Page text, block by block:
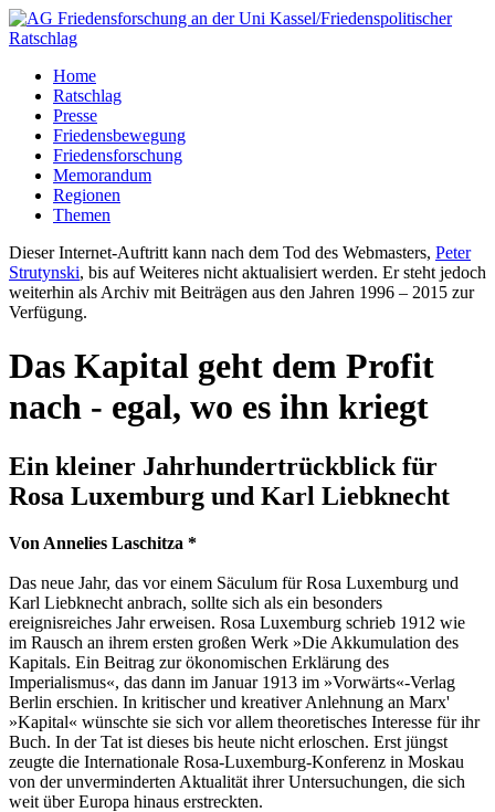
Home
Ratschlag
Presse
Friedensbewegung
Friedensforschung
Memorandum
Regionen
Themen
Dieser Internet-Auftritt kann nach dem Tod des Webmasters, Peter
Strutynski, bis auf Weiteres nicht aktualisiert werden. Er steht jedoch
weiterhin als Archiv mit Beiträgen aus den Jahren 1996 – 2015 zur
Verfügung.
Das Kapital geht dem Profit
nach - egal, wo es ihn kriegt
Ein kleiner Jahrhundertrückblick für
Rosa Luxemburg und Karl Liebknecht
Von Annelies Laschitza *
Das neue Jahr, das vor einem Säculum für Rosa Luxemburg und
Karl Liebknecht anbrach, sollte sich als ein besonders
ereignisreiches Jahr erweisen. Rosa Luxemburg schrieb 1912 wie
im Rausch an ihrem ersten großen Werk »Die Akkumulation des
Kapitals. Ein Beitrag zur ökonomischen Erklärung des
Imperialismus«, das dann im Januar 1913 im »Vorwärts«-Verlag
Berlin erschien. In kritischer und kreativer Anlehnung an Marx'
»Kapital« wünschte sie sich vor allem theoretisches Interesse für ihr
Buch. In der Tat ist dieses bis heute nicht erloschen. Erst jüngst
zeugte die Internationale Rosa-Luxemburg-Konferenz in Moskau
von der unverminderten Aktualität ihrer Untersuchungen, die sich
weit über Europa hinaus erstreckten.